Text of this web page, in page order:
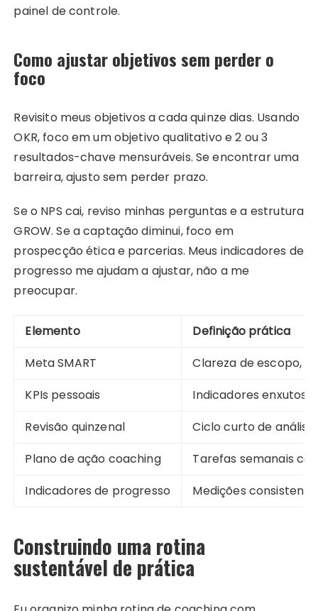
painel de controle.
Como ajustar objetivos sem perder o
foco
Revisito meus objetivos a cada quinze dias. Usando
OKR, foco em um objetivo qualitativo e 2 ou 3
resultados-chave mensuráveis. Se encontrar uma
barreira, ajusto sem perder prazo.
Se o NPS cai, reviso minhas perguntas e a estrutura
GROW. Se a captação diminui, foco em
prospecção ética e parcerias. Meus indicadores de
progresso me ajudam a ajustar, não a me
preocupar.
Elemento
Definição prática
Meta SMART
Clareza de escopo,
KPIs pessoais
Indicadores enxutos
Revisão quinzenal
Ciclo curto de análise
Plano de ação coaching
Tarefas semanais
Indicadores de progresso
Medições
Construindo uma rotina
sustentável de prática